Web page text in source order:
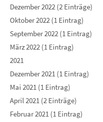
Dezember 2022 (2 Einträge)
Oktober 2022 (1 Eintrag)
September 2022 (1 Eintrag)
März 2022 (1 Eintrag)
2021
Dezember 2021 (1 Eintrag)
Mai 2021 (1 Eintrag)
April 2021 (2 Einträge)
Februar 2021 (1 Eintrag)